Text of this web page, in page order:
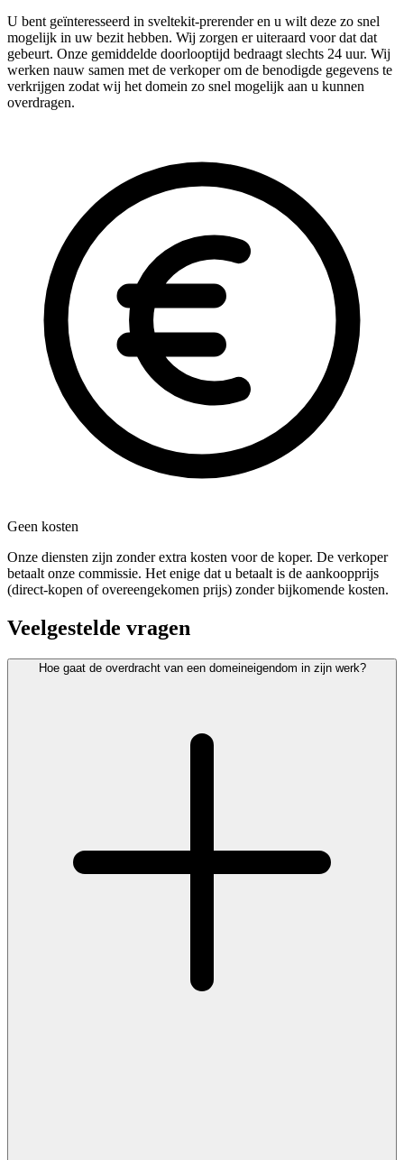
U bent geïnteresseerd in sveltekit-prerender en u wilt deze zo snel
mogelijk in uw bezit hebben. Wij zorgen er uiteraard voor dat dat
gebeurt. Onze gemiddelde doorlooptijd bedraagt slechts 24 uur. Wij
werken nauw samen met de verkoper om de benodigde gegevens te
verkrijgen zodat wij het domein zo snel mogelijk aan u kunnen
overdragen.
Geen kosten
Onze diensten zijn zonder extra kosten voor de koper. De verkoper
betaalt onze commissie. Het enige dat u betaalt is de aankoopprijs
(direct-kopen of overeengekomen prijs) zonder bijkomende kosten.
Veelgestelde vragen
Hoe gaat de overdracht van een domeineigendom in zijn werk?